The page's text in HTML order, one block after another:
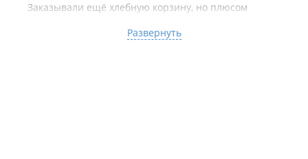
Заказывали ещё хлебную корзину, но плюсом
хлеба со сливками, в качестве комплимента.
Развернуть